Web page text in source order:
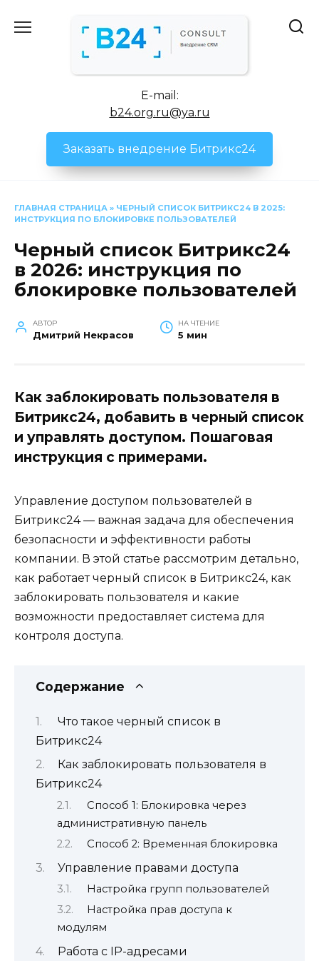
E-mail:
b24.org.ru@ya.ru
Заказать внедрение Битрикс24
ГЛАВНАЯ СТРАНИЦА » ЧЕРНЫЙ СПИСОК БИТРИКС24 В 2025:
ИНСТРУКЦИЯ ПО БЛОКИРОВКЕ ПОЛЬЗОВАТЕЛЕЙ
Черный список Битрикс24
в 2026: инструкция по
блокировке пользователей
АВТОР
Дмитрий Некрасов
НА ЧТЕНИЕ
5 мин
Как заблокировать пользователя в
Битрикс24, добавить в черный список
и управлять доступом. Пошаговая
инструкция с примерами.
Управление доступом пользователей в
Битрикс24 — важная задача для обеспечения
безопасности и эффективности работы
компании. В этой статье рассмотрим детально,
как работает черный список в Битрикс24, как
заблокировать пользователя и какие
возможности предоставляет система для
контроля доступа.
Содержание
Что такое черный список в
Битрикс24
Как заблокировать пользователя в
Битрикс24
Способ 1: Блокировка через
административную панель
Способ 2: Временная блокировка
Управление правами доступа
Настройка групп пользователей
Настройка прав доступа к
модулям
Работа с IP-адресами